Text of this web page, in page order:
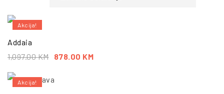
Akcija!
Addaia
1,097.00KM 878.00 KM
Akcija!